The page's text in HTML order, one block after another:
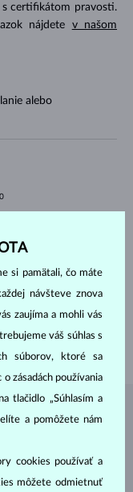
certifikátom pravosti.
nájdete v našom
alebo
si pamätali, čo máte
návšteve znova
zaujíma a mohli vás
váš súhlas s
súborov, ktoré sa
zásadách používania
tlačidlo „Súhlasím a
a pomôžete nám
cookies používať a
môžete odmietnuť